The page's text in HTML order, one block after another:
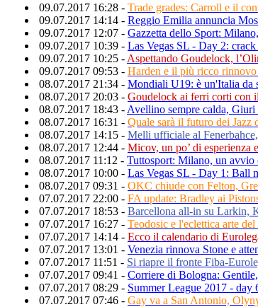
09.07.2017 16:28 - Trade grades: Carroll e il
09.07.2017 14:14 - Reggio Emilia annuncia
09.07.2017 12:07 - Gazzetta dello Sport:
09.07.2017 10:39 - Las Vegas SL - Day 2:
09.07.2017 10:25 - Aspettando Goudelock,
09.07.2017 09:53 - Harden e il più ricco
08.07.2017 21:34 - Mondiali U19: è un'Italia da
08.07.2017 20:03 - Goudelock ai ferri corti con
08.07.2017 18:43 - Avellino sempre calda, Giuri
08.07.2017 16:31 - Quale sarà il futuro dei Jazz
08.07.2017 14:15 - Melli ufficiale al
08.07.2017 12:44 - Micov, un po’ di esperienza
08.07.2017 11:12 - Tuttosport: Milano, un avvio
08.07.2017 10:00 - Las Vegas SL - Day 1: Ball
08.07.2017 09:31 - OKC chiude con Felton,
07.07.2017 22:00 - FA update: Bradley ai
07.07.2017 18:53 - Barcellona all-in su Larkin,
07.07.2017 16:27 - Teodosic e l'eclettica arte
07.07.2017 14:14 - Ecco il calendario di
07.07.2017 13:01 - Venezia rinnova Stone e
07.07.2017 11:51 - Si riapre il fronte Fiba-
07.07.2017 09:41 - Corriere di Bologna:
07.07.2017 08:29 - Summer League 2017 -
07.07.2017 07:46 - Gay va a San Antonio,